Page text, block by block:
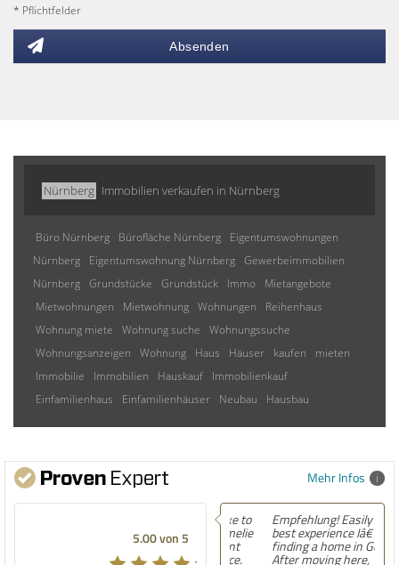
* Pflichtfelder
Absenden
Nürnberg Immobilien verkaufen in Nürnberg
Büro Nürnberg Bürofläche Nürnberg
Eigentumswohnungen
Nürnberg
Eigentumswohnung Nürnberg Gewerbeimmobilien
Nürnberg Grundstücke Grundstück Immo
Mietangebote
Mietwohnungen
Mietwohnung Wohnungen
Reihenhaus
Wohnung miete
Wohnung suche
Wohnungssuche
Wohnungsanzeigen
Wohnung Haus Häuser kaufen
mieten
Immobilie
Immobilien Hauskauf
Immobilienkauf
Einfamilienhaus
Einfamilienhäuser Neubau Hausbau
Mehr Infos
5.00 von 5
Empfehlung! Easily the
best experience Iâ€™ve had
finding a home in Germany.
After moving here,